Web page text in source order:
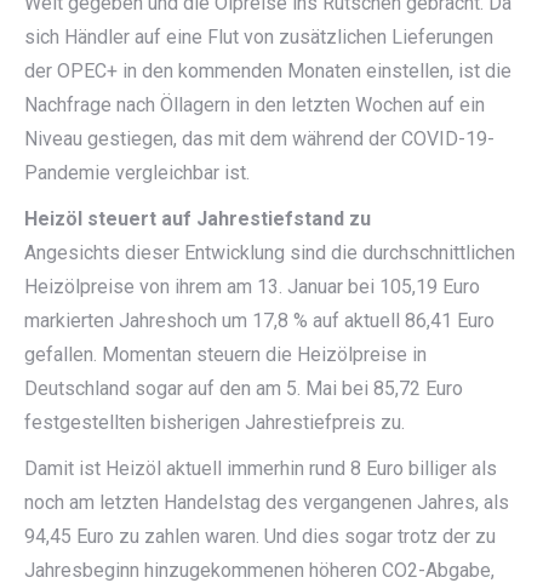
sich Händler auf eine Flut von zusätzlichen Lieferungen
der OPEC+ in den kommenden Monaten einstellen, ist die
Nachfrage nach Öllagern in den letzten Wochen auf ein
Niveau gestiegen, das mit dem während der COVID-19-
Pandemie vergleichbar ist.
Heizöl steuert auf Jahrestiefstand zu
Angesichts dieser Entwicklung sind die durchschnittlichen
Heizölpreise von ihrem am 13. Januar bei 105,19 Euro
markierten Jahreshoch um 17,8 % auf aktuell 86,41 Euro
gefallen. Momentan steuern die Heizölpreise in
Deutschland sogar auf den am 5. Mai bei 85,72 Euro
festgestellten bisherigen Jahrestiefpreis zu.
Damit ist Heizöl aktuell immerhin rund 8 Euro billiger als
noch am letzten Handelstag des vergangenen Jahres, als
94,45 Euro zu zahlen waren. Und dies sogar trotz der zu
Jahresbeginn hinzugekommenen höheren CO2-Abgabe,